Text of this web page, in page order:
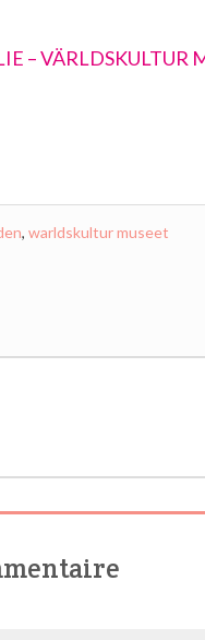
– VÄRLDSKULTUR
, warldskultur museet